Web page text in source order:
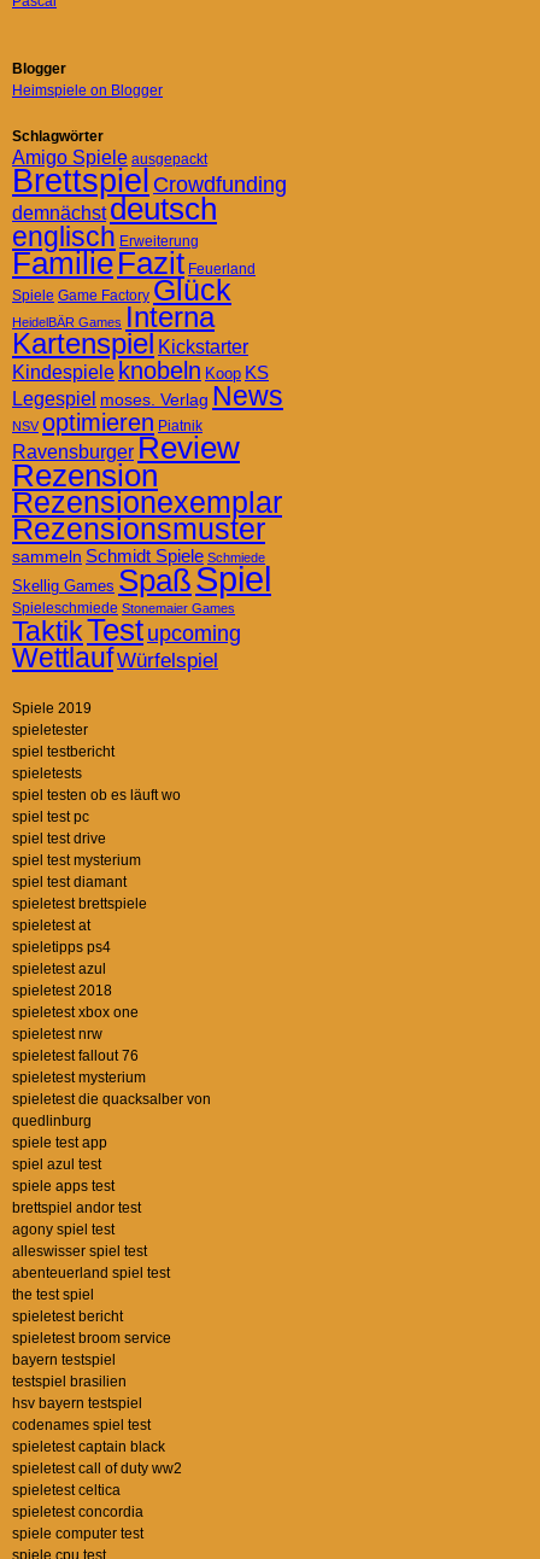
Blogger
Heimspiele on Blogger
Schlagwörter
Amigo Spiele ausgepackt
Brettspiel Crowdfunding
demnächst deutsch
englisch Erweiterung
FamilieFazit Feuerland
Spiele Game Factory Glück
HeidelBÄR Games Interna
Kartenspiel Kickstarter
Kindespiele knobeln Koop KS
Legespiel moses. Verlag News
NSV optimieren Piatnik
RavensburgerReview
Rezension
Rezensionexemplar
Rezensionsmuster
sammeln Schmidt Spiele Schmiede
Skellig Games SpaßSpiel
Spieleschmiede Stonemaier Games
TaktikTest upcoming
WettlaufWürfelspiel
Spiele 2019
spieletester
spiel testbericht
spieletests
spiel testen ob es läuft wo
spiel test pc
spiel test drive
spiel test mysterium
spiel test diamant
spieletest brettspiele
spieletest at
spieletipps ps4
spieletest azul
spieletest 2018
spieletest xbox one
spieletest nrw
spieletest fallout 76
spieletest mysterium
spieletest die quacksalber von
quedlinburg
spiele test app
spiel azul test
spiele apps test
brettspiel andor test
agony spiel test
alleswisser spiel test
abenteuerland spiel test
the test spiel
spieletest bericht
spieletest broom service
bayern testspiel
testspiel brasilien
hsv bayern testspiel
codenames spiel test
spieletest captain black
spieletest call of duty ww2
spieletest celtica
spieletest concordia
spiele computer test
spiele cpu test